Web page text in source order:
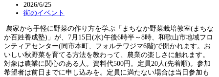
2026/6/25
街のイベント
農家から手軽に野菜の作り方を学ぶ「まちなか野菜栽培教室(まちな
か百姓養成塾)」が、7月15日(水)午後6時半～8時、和歌山市地域フロ
ンティアセンター(同市本町、フォルテワジマ6階)で開かれます。お
いしい秋野菜を育てる方法を教わって、農業の楽しさに触れます。
対象は農業に関心のある人。資料代500円。定員20人(先着順)。参加
希望者は前日までに申し込みを。定員に満たない場合は当日参加も